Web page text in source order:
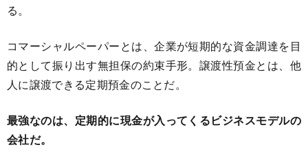
る。
コマーシャルペーパーとは、企業が短期的な資金調達を目
的として振り出す無担保の約束手形。譲渡性預金とは、他
人に譲渡できる定期預金のことだ。
最強なのは、定期的に現金が入ってくるビジネスモデルの
会社だ。